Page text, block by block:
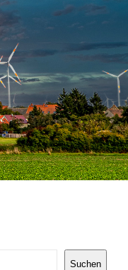
Suchen